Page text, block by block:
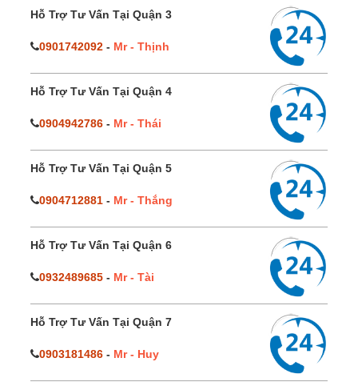
Hỗ Trợ Tư Vấn Tại Quận 3
0901742092 - Mr - Thịnh
Hỗ Trợ Tư Vấn Tại Quận 4
0904942786 - Mr - Thái
Hỗ Trợ Tư Vấn Tại Quận 5
0904712881 - Mr - Thắng
Hỗ Trợ Tư Vấn Tại Quận 6
0932489685 - Mr - Tài
Hỗ Trợ Tư Vấn Tại Quận 7
0903181486 - Mr - Huy